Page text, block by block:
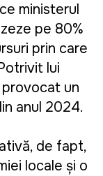
ministerul
pe 80%
prin care
lui
un
anul 2024.
de fapt,
locale și o